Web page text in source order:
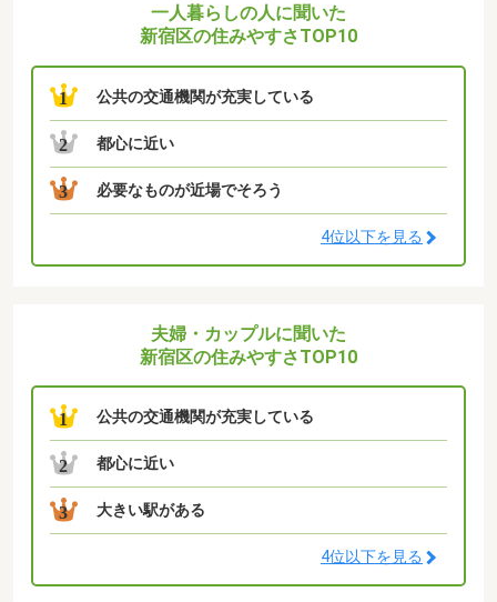
一人暮らしの人に聞いた
新宿区の住みやすさTOP10
1 公共の交通機関が充実している
2 都心に近い
3 必要なものが近場でそろう
4位以下を見る
夫婦・カップルに聞いた
新宿区の住みやすさTOP10
1 公共の交通機関が充実している
2 都心に近い
3 大きい駅がある
4位以下を見る